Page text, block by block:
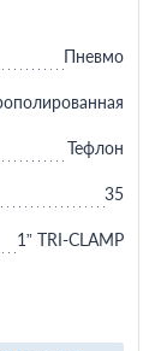
Пневмо
Тефлон
35
1” TRI-CLAMP